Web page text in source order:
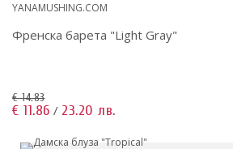
YANAMUSHING.COM
Френска барета "Light Gray"
€ 14.83
€ 11.86 / 23.20 лв.